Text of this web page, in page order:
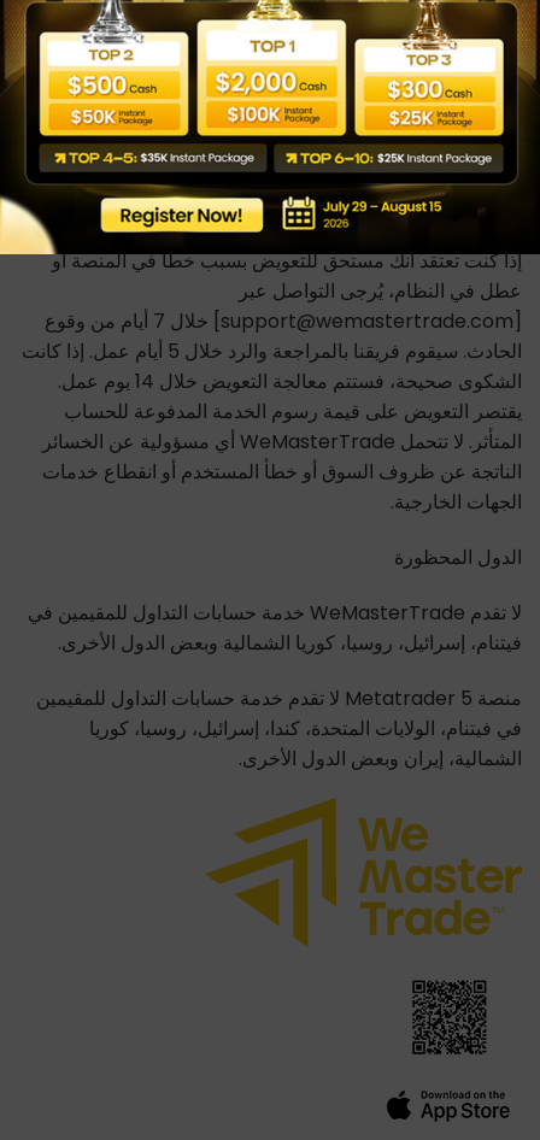
Wecopy Fintech LTD (Company Number: 14905703),
71-75 Shelton Street, Covent Garden, London, United
Kingdom, WC2H 9JQ، بصفتها Payment Agent نيابةً عن
WeMasterTrade، مع تحديد الكيان المعمول به بناءً على موقع
المستخدم وطريقة الدفع المختارة.
عملية حل الشكاوى
إذا كنت تعتقد أنك مستحق للتعويض بسبب خطأ في المنصة أو
عطل في النظام، يُرجى التواصل عبر
[support@wemastertrade.com] خلال 7 أيام من وقوع
الحادث. سيقوم فريقنا بالمراجعة والرد خلال 5 أيام عمل. إذا كانت
الشكوى صحيحة، فستتم معالجة التعويض خلال 14 يوم عمل.
يقتصر التعويض على قيمة رسوم الخدمة المدفوعة للحساب
المتأثر. لا تتحمل WeMasterTrade أي مسؤولية عن الخسائر
الناتجة عن ظروف السوق أو خطأ المستخدم أو انقطاع خدمات
الجهات الخارجية.
الدول المحظورة
لا تقدم WeMasterTrade خدمة حسابات التداول للمقيمين في
فيتنام، إسرائيل، روسيا، كوريا الشمالية وبعض الدول الأخرى.
منصة Metatrader 5 لا تقدم خدمة حسابات التداول للمقيمين
في فيتنام، الولايات المتحدة، كندا، إسرائيل، روسيا، كوريا
الشمالية، إيران وبعض الدول الأخرى.